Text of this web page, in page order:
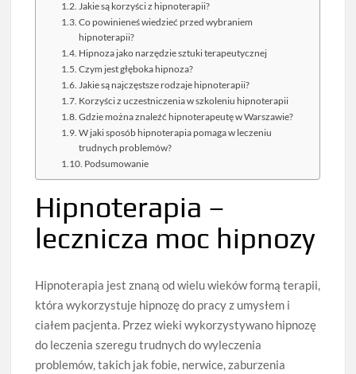
Jakie są korzyści z hipnoterapii?
Co powinieneś wiedzieć przed wybraniem
hipnoterapii?
Hipnoza jako narzędzie sztuki terapeutycznej
Czym jest głęboka hipnoza?
Jakie są najczęstsze rodzaje hipnoterapii?
Korzyści z uczestniczenia w szkoleniu hipnoterapii
Gdzie można znaleźć hipnoterapeutę w Warszawie?
W jaki sposób hipnoterapia pomaga w leczeniu
trudnych problemów?
Podsumowanie
Hipnoterapia –
lecznicza moc hipnozy
Hipnoterapia jest znaną od wielu wieków formą terapii,
która wykorzystuje hipnozę do pracy z umysłem i
ciałem pacjenta. Przez wieki wykorzystywano hipnozę
do leczenia szeregu trudnych do wyleczenia
problemów, takich jak fobie, nerwice, zaburzenia